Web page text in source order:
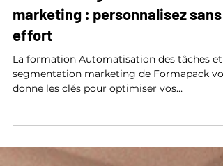
Formation automatisation des
tâches et segmentation
marketing : personnalisez sans
effort
segmentation marketing de Formapack
campagnes, vos relances et vos